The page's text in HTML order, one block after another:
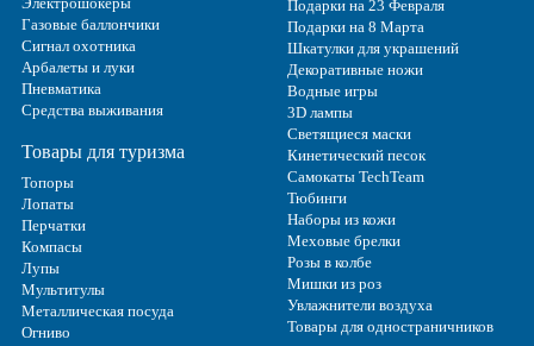
Газовые баллончики
Сигнал охотника
Арбалеты и луки
Пневматика
Средства выживания
Товары для туризма
Топоры
Лопаты
Перчатки
Компасы
Лупы
Мультитулы
Металлическая посуда
Огниво
Подарки на 23 Февраля
Подарки на 8 Марта
Шкатулки для украшений
Декоративные ножи
Водные игры
3D лампы
Светящиеся маски
Кинетический песок
Самокаты TechTeam
Тюбинги
Наборы из кожи
Меховые брелки
Розы в колбе
Мишки из роз
Увлажнители воздуха
Товары для одностраничников